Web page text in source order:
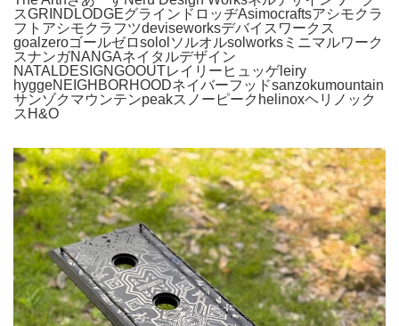
スGRINDLODGEグラインドロッヂAsimocraftsアシモクラ
フトアシモクラフツdeviseworksデバイスワークス
goalzeroゴールゼロsololソルオルsolworksミニマルワーク
スナンガNANGAネイタルデザイン
NATALDESIGNGOOUTレイリーヒュッゲleiry
hyggeNEIGHBORHOODネイバーフッドsanzokumountain
サンゾクマウンテンpeakスノーピークhelinoxヘリノック
スH&O